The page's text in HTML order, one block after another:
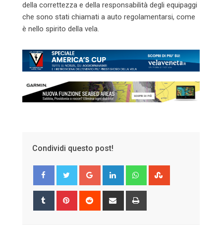
della correttezza e della responsabilità degli equipaggi
che sono stati chiamati a auto regolamentarsi, come
è nello spirito della vela.
Condividi questo post!
Google+ LinkedIn Whatsapp
Tumblr Pinterest Reddit
Share